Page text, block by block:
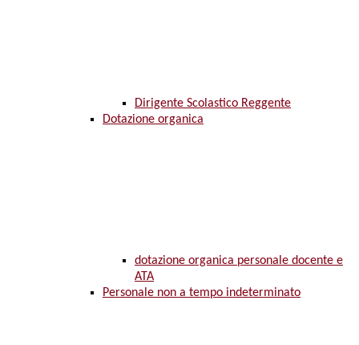
Dirigente Scolastico Reggente
Dotazione organica
dotazione organica personale docente e
ATA
Personale non a tempo indeterminato